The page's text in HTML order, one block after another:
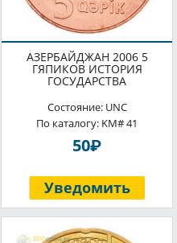
АЗЕРБАЙДЖАН 2006 5
ГЯПИКОВ ИСТОРИЯ
ГОСУДАРСТВА
Состояние: UNC
По каталогу: KM# 41
50P
Уведомить